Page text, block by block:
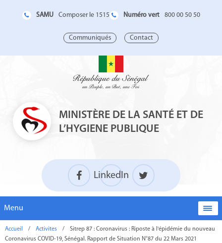
SAMU Composer le 1515 Numéro vert 800 00 50 50
Communiqués Contact
MINISTÈRE DE LA SANTÉ ET DE
L’HYGIENE PUBLIQUE
LinkedIn
Menu
Accueil / Activites /
Sitrep 87 : Coronavirus : Riposte à l'épidémie du nouveau
Coronavirus COVID-19, Sénégal. Rapport de Situation N°87 du 22 Mars 2021